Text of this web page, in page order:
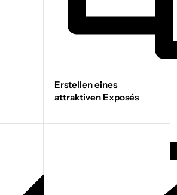
Erstellen eines
attraktiven Exposés